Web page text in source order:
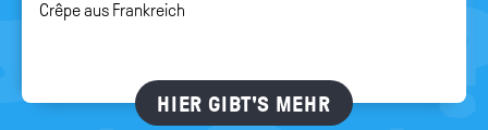
Crêpe aus Frankreich
HIER GIBT'S MEHR